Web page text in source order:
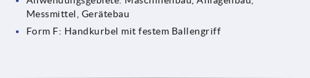
Messmittel, Gerätebau
Form F: Handkurbel mit festem Ballengriff